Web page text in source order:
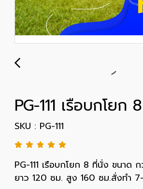
PG-111 เรือบกโยก
SKU : PG-111
PG-111 เรือบกโยก 8 ที่นั่ง ขนาด
ยาว 120 ซม. สูง 160 ซม.สั่งทำ